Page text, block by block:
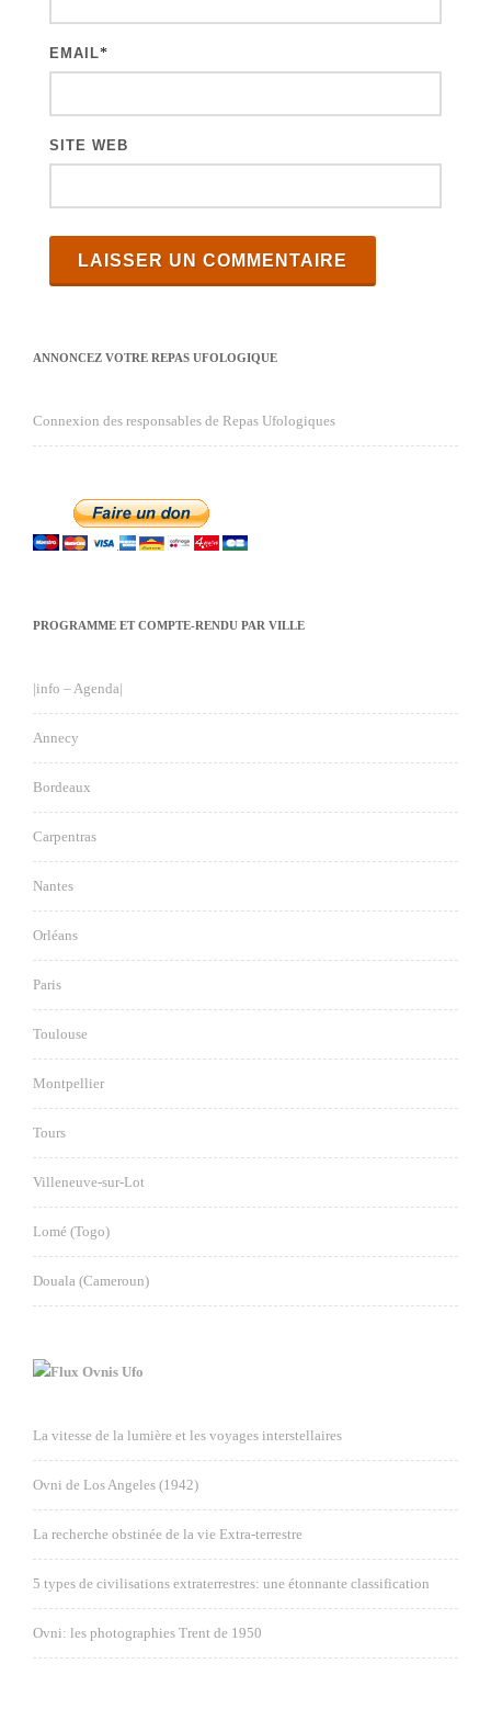
EMAIL*
SITE WEB
ANNONCEZ VOTRE REPAS UFOLOGIQUE
Connexion des responsables de Repas Ufologiques
PROGRAMME ET COMPTE-RENDU PAR VILLE
|info – Agenda|
Annecy
Bordeaux
Carpentras
Nantes
Orléans
Paris
Toulouse
Montpellier
Tours
Villeneuve-sur-Lot
Lomé (Togo)
Douala (Cameroun)
Ovnis Ufo
La vitesse de la lumière et les voyages interstellaires
Ovni de Los Angeles (1942)
La recherche obstinée de la vie Extra-terrestre
5 types de civilisations extraterrestres: une étonnante classification
Ovni: les photographies Trent de 1950